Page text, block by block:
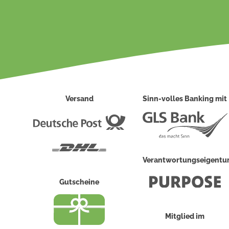
Versand
Deutsche
Gutscheine
Sinn-volles Banking mit
Mitglied im